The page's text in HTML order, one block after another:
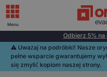
Odbierz 5%
⚠️️ Uważaj na podróbki! Nasze
pełne wsparcie gwarantujemy
się zmylić kopiom naszej strony.
Menu